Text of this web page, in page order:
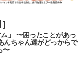
」 〜困ったことがあっ
んちゃん達がどっからで
〜